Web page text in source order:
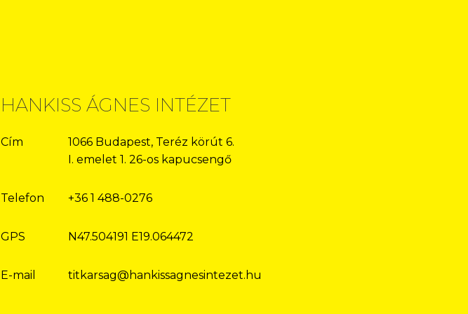
HANKISS ÁGNES INTÉZET
Cím
1066 Budapest, Teréz körút 6.
I. emelet 1. 26-os kapucsengő
Telefon +36 1 488-0276
GPS N47.504191 E19.064472
E-mail titkarsag@hankissagnesintezet.hu